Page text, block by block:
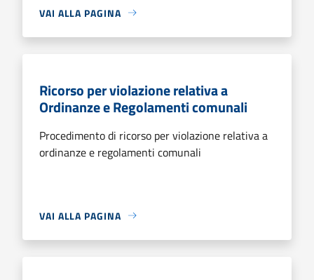
VAI ALLA PAGINA
Ricorso per violazione relativa a
Ordinanze e Regolamenti comunali
Procedimento di ricorso per violazione relativa a
ordinanze e regolamenti comunali
VAI ALLA PAGINA